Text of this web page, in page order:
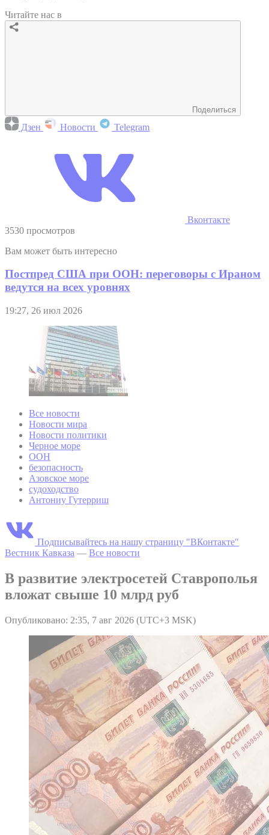
Читайте нас в
Поделиться
Дзен Новости Telegram
Вконтакте
3530 просмотров
Вам может быть интересно
Постпред США при ООН: переговоры с Ираном
ведутся на всех уровнях
19:27, 26 июл 2026
Все новости
Новости мира
Новости политики
Черное море
ООН
безопасность
Азовское море
судоходство
Антониу Гутерриш
Подписывайтесь на нашу страницу "ВКонтакте"
Вестник Кавказа — Все новости
В развитие электросетей Ставрополья
вложат свыше 10 млрд руб
Опубликовано: 2:35, 7 авг 2026 (UTC+3 MSK)